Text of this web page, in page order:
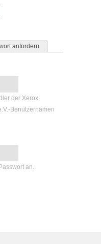
anfordern
der Xerox
Benutzernamen
an.